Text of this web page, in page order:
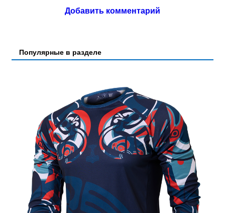
Добавить комментарий
Популярные в разделе